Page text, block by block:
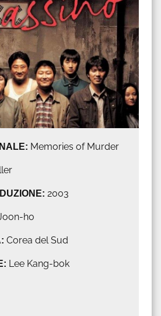
Memories of Murder
2003
ho
Corea del Sud
Lee Kang-bok